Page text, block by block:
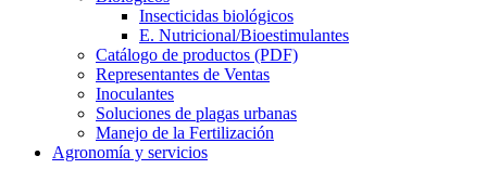
Insecticidas biológicos
E. Nutricional/Bioestimulantes
Catálogo de productos (PDF)
Representantes de Ventas
Inoculantes
Soluciones de plagas urbanas
Manejo de la Fertilización
Agronomía y servicios